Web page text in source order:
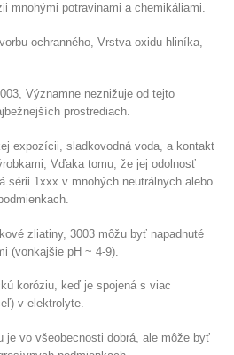
mnohými potravinami a chemikáliami.
ochranného, Vrstva oxidu hliníka,
Významne neznižuje od tejto
prostrediach.
expozícii, sladkovodná voda, a kontakt
Vďaka tomu, že jej odolnosť
sérii 1xxx v mnohých neutrálnych alebo
zliatiny, 3003 môžu byť napadnuté
(vonkajšie pH ~ 4-9).
koróziu, keď je spojená s viac
v elektrolyte.
je vo všeobecnosti dobrá, ale môže byť